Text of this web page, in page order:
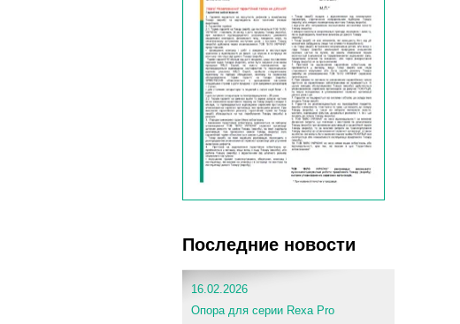
Последние новости
16.02.2026
Опора для серии Rexa Pro